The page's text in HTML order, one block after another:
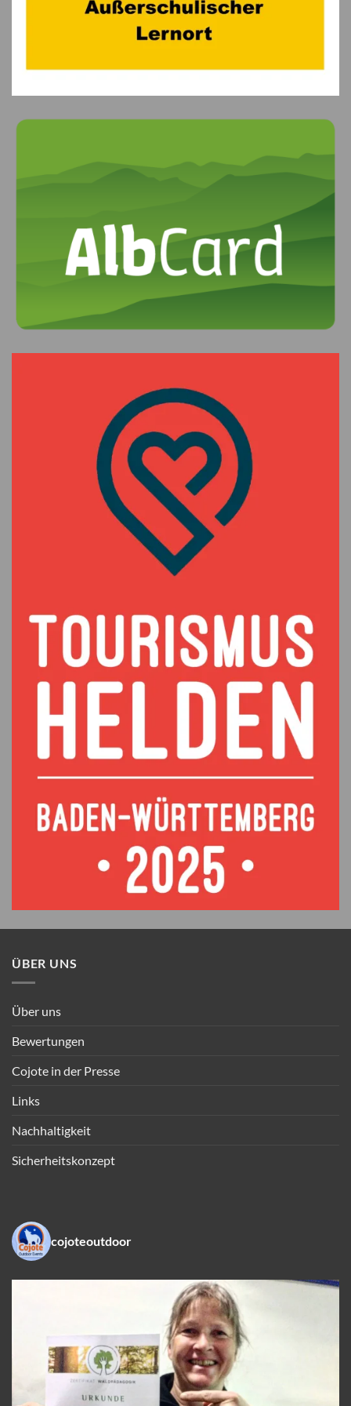
ÜBER UNS
Über uns
Bewertungen
Cojote in der Presse
Links
Nachhaltigkeit
Sicherheitskonzept
cojoteoutdoor